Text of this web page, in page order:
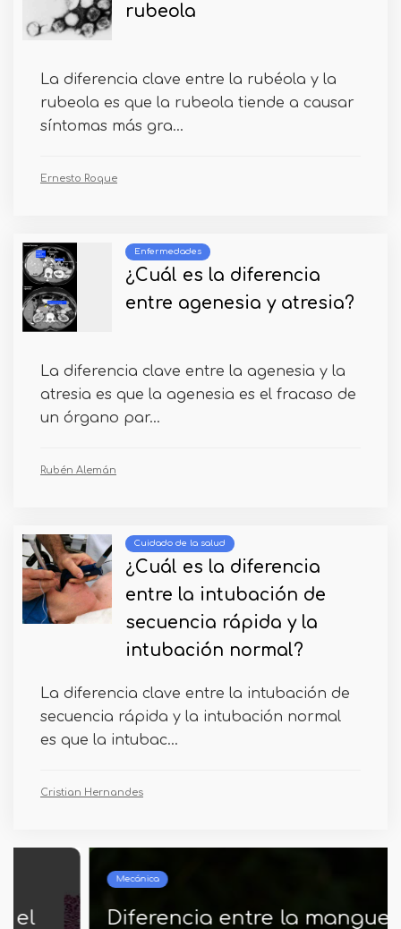
rubeola
La diferencia clave entre la rubéola y la
rubeola es que la rubeola tiende a causar
síntomas más gra...
Ernesto Roque
Enfermedades
¿Cuál es la diferencia
entre agenesia y atresia?
La diferencia clave entre la agenesia y la
atresia es que la agenesia es el fracaso de
un órgano par...
Rubén Alemán
Cuidado de la salud
¿Cuál es la diferencia
entre la intubación de
secuencia rápida y la
intubación normal?
La diferencia clave entre la intubación de
secuencia rápida y la intubación normal
es que la intubac...
Cristian Hernandes
Diferencia entre la manguera y